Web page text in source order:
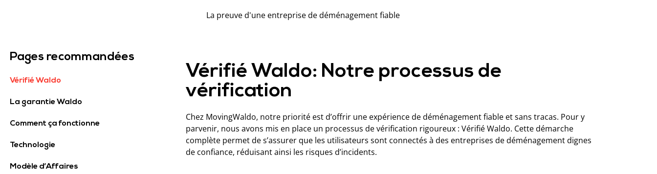
La preuve d'une entreprise de déménagement fiable
Vérifié Waldo
La garantie Waldo
Comment ça fonctionne
Technologie
Modèle d’Affaires
Vérifié Waldo: Notre processus de
vérification
Chez MovingWaldo, notre priorité est d’offrir une expérience de déménagement fiable et sans tracas. Pour y
parvenir, nous avons mis en place un processus de vérification rigoureux : Vérifié Waldo. Cette démarche
complète permet de s’assurer que les utilisateurs sont connectés à des entreprises de déménagement dignes
de confiance, réduisant ainsi les risques d’incidents.